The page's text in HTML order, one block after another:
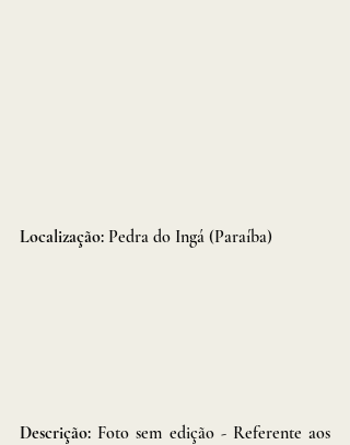
Localização: Pedra do Ingá (Paraíba)
Descrição: Foto sem edição - Referente aos